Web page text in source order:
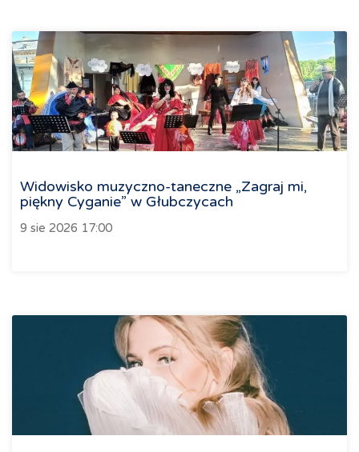
Widowisko muzyczno-taneczne „Zagraj mi,
piękny Cyganie” w Głubczycach
9 sie 2026 17:00